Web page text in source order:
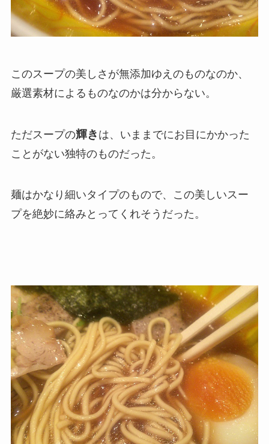
このスープの美しさが無添加ゆえのものなのか、
厳選素材によるものなのかは分からない。
ただスープの輝き は、いままでにお目にかかった
ことがない独特のものだった。
麺はかなり細いタイプのもので、この美しいスー
プを絶妙に絡みとってくれそうだった。